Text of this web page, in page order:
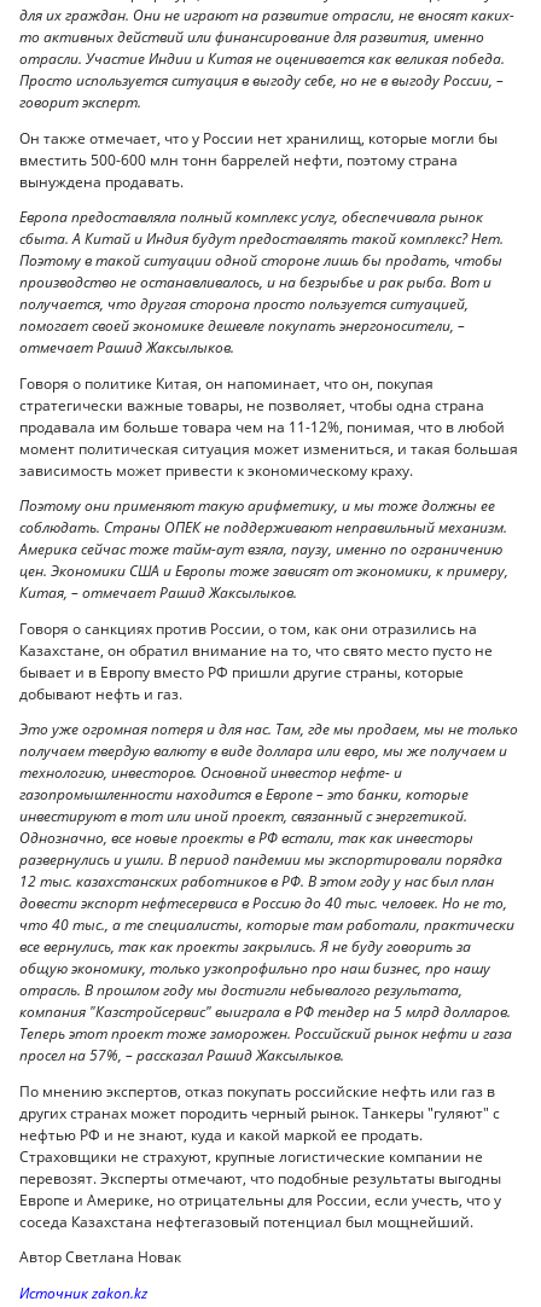
для их граждан. Они не играют на развитие отрасли, не вносят каких-
то активных действий или финансирование для развития, именно
отрасли. Участие Индии и Китая не оценивается как великая победа.
Просто используется ситуация в выгоду себе, но не в выгоду России, –
говорит эксперт.
Он также отмечает, что у России нет хранилищ, которые могли бы
вместить 500-600 млн тонн баррелей нефти, поэтому страна
вынуждена продавать.
Европа предоставляла полный комплекс услуг, обеспечивала рынок
сбыта. А Китай и Индия будут предоставлять такой комплекс? Нет.
Поэтому в такой ситуации одной стороне лишь бы продать, чтобы
производство не останавливалось, и на безрыбье и рак рыба. Вот и
получается, что другая сторона просто пользуется ситуацией,
помогает своей экономике дешевле покупать энергоносители, –
отмечает Рашид Жаксылыков.
Говоря о политике Китая, он напоминает, что он, покупая
стратегически важные товары, не позволяет, чтобы одна страна
продавала им больше товара чем на 11-12%, понимая, что в любой
момент политическая ситуация может измениться, и такая большая
зависимость может привести к экономическому краху.
Поэтому они применяют такую арифметику, и мы тоже должны ее
соблюдать. Страны ОПЕК не поддерживают неправильный механизм.
Америка сейчас тоже тайм-аут взяла, паузу, именно по ограничению
цен. Экономики США и Европы тоже зависят от экономики, к примеру,
Китая, – отмечает Рашид Жаксылыков.
Говоря о санкциях против России, о том, как они отразились на
Казахстане, он обратил внимание на то, что свято место пусто не
бывает и в Европу вместо РФ пришли другие страны, которые
добывают нефть и газ.
Это уже огромная потеря и для нас. Там, где мы продаем, мы не только
получаем твердую валюту в виде доллара или евро, мы же получаем и
технологию, инвесторов. Основной инвестор нефте- и
газопромышленности находится в Европе – это банки, которые
инвестируют в тот или иной проект, связанный с энергетикой.
Однозначно, все новые проекты в РФ встали, так как инвесторы
развернулись и ушли. В период пандемии мы экспортировали порядка
12 тыс. казахстанских работников в РФ. В этом году у нас был план
довести экспорт нефтесервиса в Россию до 40 тыс. человек. Но не то,
что 40 тыс., а те специалисты, которые там работали, практически
все вернулись, так как проекты закрылись. Я не буду говорить за
общую экономику, только узкопрофильно про наш бизнес, про нашу
отрасль. В прошлом году мы достигли небывалого результата,
компания "Казстройсервис" выиграла в РФ тендер на 5 млрд долларов.
Теперь этот проект тоже заморожен. Российский рынок нефти и газа
просел на 57%, – рассказал Рашид Жаксылыков.
По мнению экспертов, отказ покупать российские нефть или газ в
других странах может породить черный рынок. Танкеры "гуляют" с
нефтью РФ и не знают, куда и какой маркой ее продать.
Страховщики не страхуют, крупные логистические компании не
перевозят. Эксперты отмечают, что подобные результаты выгодны
Европе и Америке, но отрицательны для России, если учесть, что у
соседа Казахстана нефтегазовый потенциал был мощнейший.
Автор Светлана Новак
Источник zakon.kz